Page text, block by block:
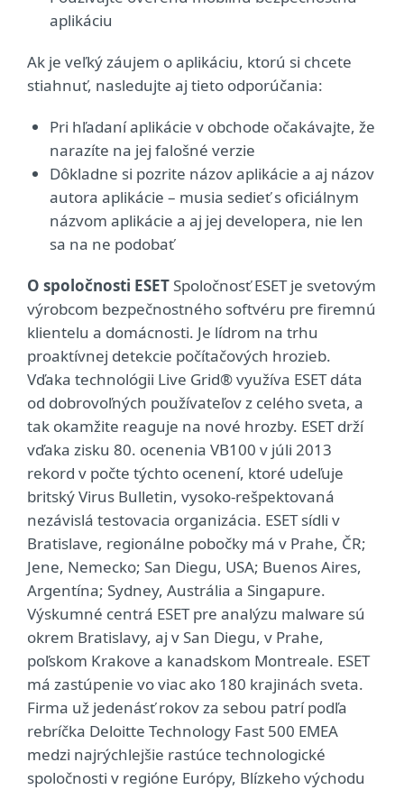
aplikáciu
Ak je veľký záujem o aplikáciu, ktorú si chcete
stiahnuť, nasledujte aj tieto odporúčania:
Pri hľadaní aplikácie v obchode očakávajte, že
narazíte na jej falošné verzie
Dôkladne si pozrite názov aplikácie a aj názov
autora aplikácie – musia sedieť s oficiálnym
názvom aplikácie a aj jej developera, nie len
sa na ne podobať
O spoločnosti ESET Spoločnosť ESET je svetovým
výrobcom bezpečnostného softvéru pre firemnú
klientelu a domácnosti. Je lídrom na trhu
proaktívnej detekcie počítačových hrozieb.
Vďaka technológii Live Grid® využíva ESET dáta
od dobrovoľných používateľov z celého sveta, a
tak okamžite reaguje na nové hrozby. ESET drží
vďaka zisku 80. ocenenia VB100 v júli 2013
rekord v počte týchto ocenení, ktoré udeľuje
britský Virus Bulletin, vysoko-rešpektovaná
nezávislá testovacia organizácia. ESET sídli v
Bratislave, regionálne pobočky má v Prahe, ČR;
Jene, Nemecko; San Diegu, USA; Buenos Aires,
Argentína; Sydney, Austrália a Singapure.
Výskumné centrá ESET pre analýzu malware sú
okrem Bratislavy, aj v San Diegu, v Prahe,
poľskom Krakove a kanadskom Montreale. ESET
má zastúpenie vo viac ako 180 krajinách sveta.
Firma už jedenásť rokov za sebou patrí podľa
rebríčka Deloitte Technology Fast 500 EMEA
medzi najrýchlejšie rastúce technologické
spoločnosti v regióne Európy, Blízkeho východu